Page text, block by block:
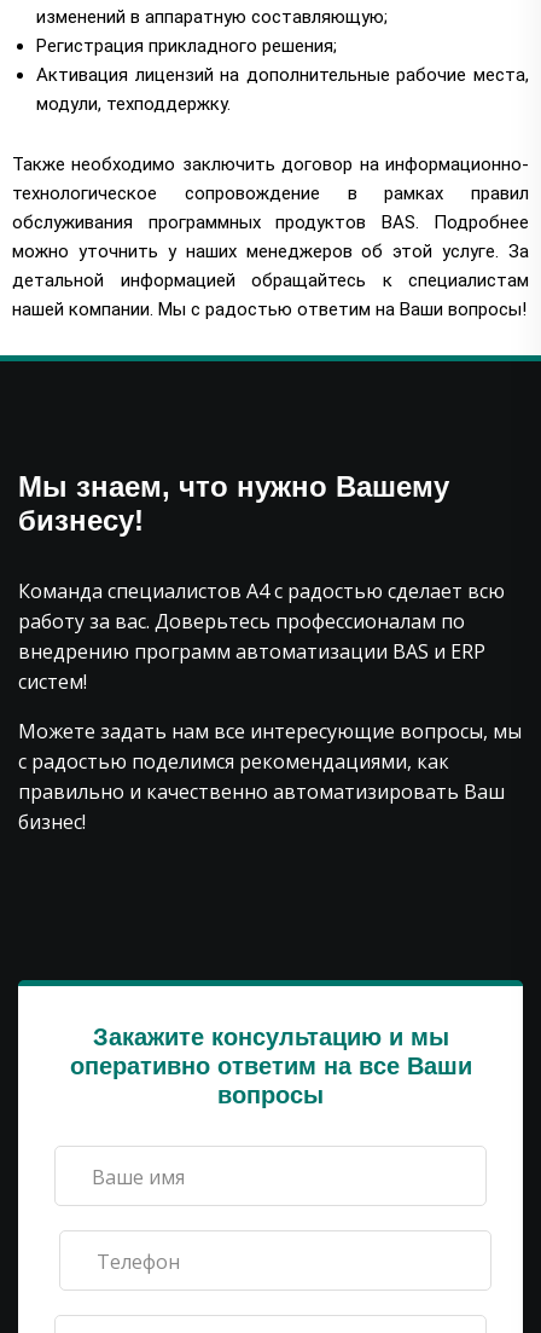
изменений в аппаратную составляющую;
Регистрация прикладного решения;
Активация лицензий на дополнительные рабочие места,
модули, техподдержку.
Также необходимо заключить договор на информационно-
технологическое сопровождение в рамках правил
обслуживания программных продуктов BAS. Подробнее
можно уточнить у наших менеджеров об этой услуге. За
детальной информацией обращайтесь к специалистам
нашей компании. Мы с радостью ответим на Ваши вопросы!
Мы знаем, что нужно Вашему
бизнесу!
Команда специалистов А4 с радостью сделает всю
работу за вас. Доверьтесь профессионалам по
внедрению программ автоматизации BAS и ERP
систем!
Можете задать нам все интересующие вопросы, мы
с радостью поделимся рекомендациями, как
правильно и качественно автоматизировать Ваш
бизнес!
Закажите консультацию и мы
оперативно ответим на все Ваши
вопросы